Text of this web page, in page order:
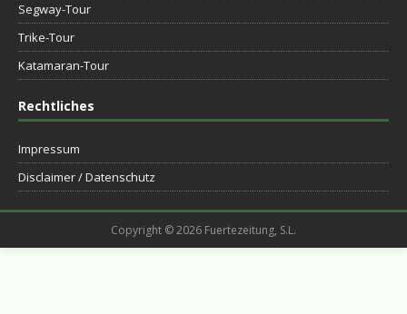
Segway-Tour
Trike-Tour
Katamaran-Tour
Rechtliches
Impressum
Disclaimer / Datenschutz
Copyright © 2026 Fuertezeitung, S.L.